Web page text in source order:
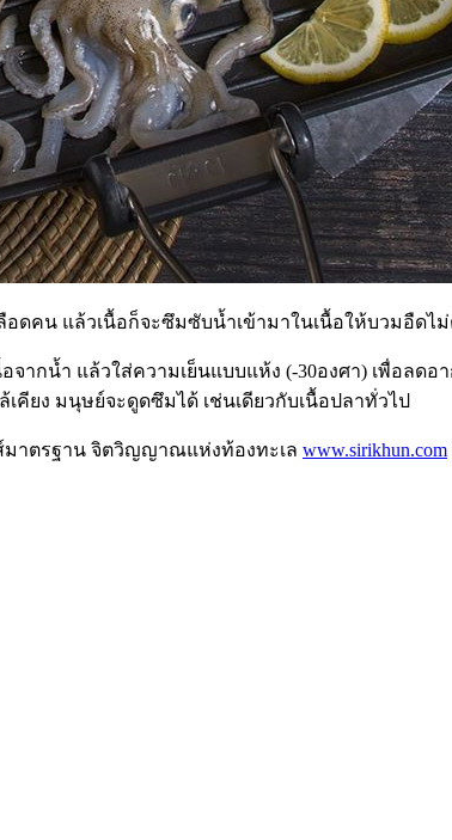
ดคน แล้วเนื้อก็จะซึมซับน้ำเข้ามาในเนื้อให้บวมอืด
จากน้ำ แล้วใส่ความเย็นแบบแห้ง (-30องศา) เพื่อล
คียง มนุษย์จะดูดซึมได้ เช่นเดียวกับเนื้อปลาทั่วไป
ดส์มาตรฐาน จิตวิญญาณแห่งท้องทะเล www.sirikhun.com